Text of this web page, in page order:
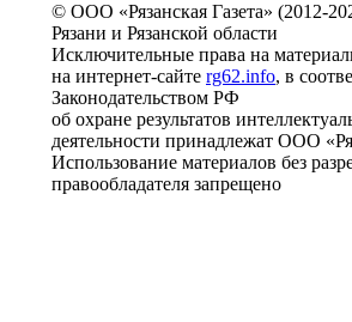
© ООО «Рязанская Газета» (2012-
Рязани и Рязанской области
Исключительные права на
на интернет-сайте rg62.info, в
Законодательством РФ
об охране результатов
деятельности принадлежат ООО
Использование материалов без
правообладателя запрещено